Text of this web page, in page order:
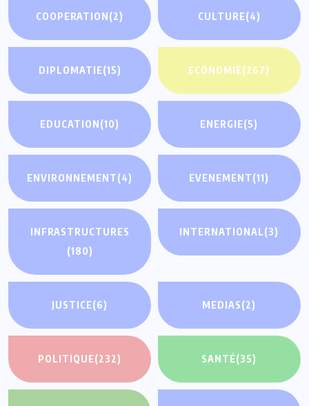
COOPERATION(2) CULTURE(4)
DIPLOMATIE(15) ECONOMIE(267)
EDUCATION(10) ENERGIE(5)
ENVIRONNEMENT(4) EVENEMENT(11)
INFRASTRUCTURES
(180)
INTERNATIONAL(3)
JUSTICE(6) MEDIAS(2)
POLITIQUE(232) SANTÉ(35)